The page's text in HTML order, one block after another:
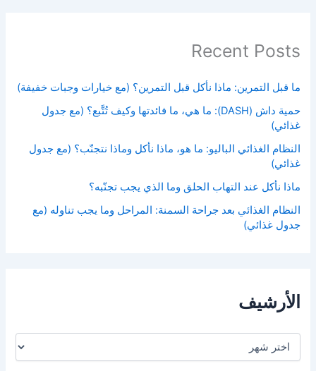
Recent Posts
ما قبل التمرين: ماذا نأكل قبل التمرين؟ (مع خيارات وجبات خفيفة)
حمية داش (DASH): ما هي، ما فائدتها وكيف تُتَّبع؟ (مع جدول
غذائي)
النظام الغذائي الباليو: ما هو، ماذا نأكل وماذا نتجنّب؟ (مع جدول
غذائي)
ماذا نأكل عند التهاب الحلق وما الذي يجب تجنّبه؟
النظام الغذائي بعد جراحة السمنة: المراحل وما يجب تناوله (مع
جدول غذائي)
الأرشيف